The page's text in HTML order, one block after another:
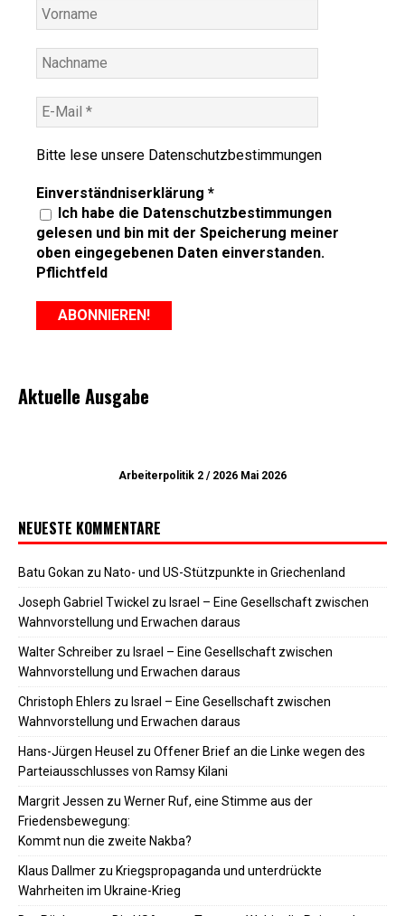
Bitte lese unsere Datenschutzbestimmungen
Einverständniserklärung *
Ich habe die Datenschutzbestimmungen
gelesen und bin mit der Speicherung meiner
oben eingegebenen Daten einverstanden.
Pflichtfeld
Aktuelle Ausgabe
Arbeiterpolitik 2 / 2026 Mai 2026
NEUESTE KOMMENTARE
Batu Gokan zu Nato- und US-Stützpunkte in Griechenland
Joseph Gabriel Twickel zu Israel – Eine Gesellschaft zwischen
Wahnvorstellung und Erwachen daraus
Walter Schreiber zu Israel – Eine Gesellschaft zwischen
Wahnvorstellung und Erwachen daraus
Christoph Ehlers zu Israel – Eine Gesellschaft zwischen
Wahnvorstellung und Erwachen daraus
Hans-Jürgen Heusel zu Offener Brief an die Linke wegen des
Parteiausschlusses von Ramsy Kilani
Margrit Jessen zu Werner Ruf, eine Stimme aus der
Friedensbewegung:
Kommt nun die zweite Nakba?
Klaus Dallmer zu Kriegspropaganda und unterdrückte
Wahrheiten im Ukraine-Krieg